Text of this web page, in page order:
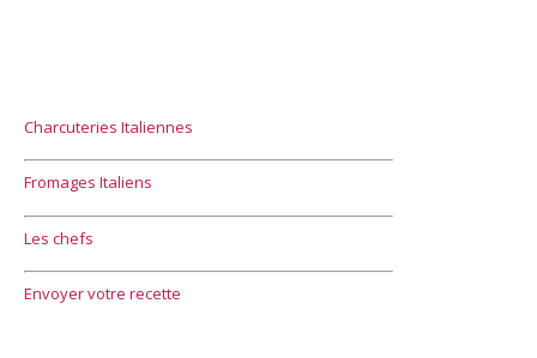
Charcuteries Italiennes
Fromages Italiens
Les chefs
Envoyer votre recette